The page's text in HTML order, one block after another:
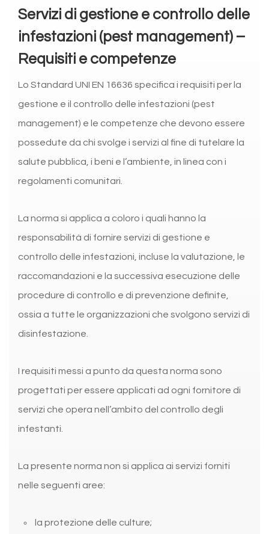
Servizi di gestione e controllo delle
infestazioni (pest management) –
Requisiti e competenze
Lo Standard UNI EN 16636 specifica i requisiti per la
gestione e il controllo delle infestazioni (pest
management) e le competenze che devono essere
possedute da chi svolge i servizi al fine di tutelare la
salute pubblica, i beni e l’ambiente, in linea con i
regolamenti comunitari.
La norma si applica a coloro i quali hanno la
responsabilità di fornire servizi di gestione e
controllo delle infestazioni, incluse la valutazione, le
raccomandazioni e la successiva esecuzione delle
procedure di controllo e di prevenzione definite,
ossia a tutte le organizzazioni che svolgono servizi di
disinfestazione.
I requisiti messi a punto da questa norma sono
progettati per essere applicati ad ogni fornitore di
servizi che opera nell’ambito del controllo degli
infestanti.
La presente norma non si applica ai servizi forniti
nelle seguenti aree:
la protezione delle culture;